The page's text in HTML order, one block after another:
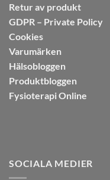
Retur av produkt
GDPR – Private Policy
Cookies
Varumärken
Hälsobloggen
Produktbloggen
Fysioterapi Online
SOCIALA MEDIER